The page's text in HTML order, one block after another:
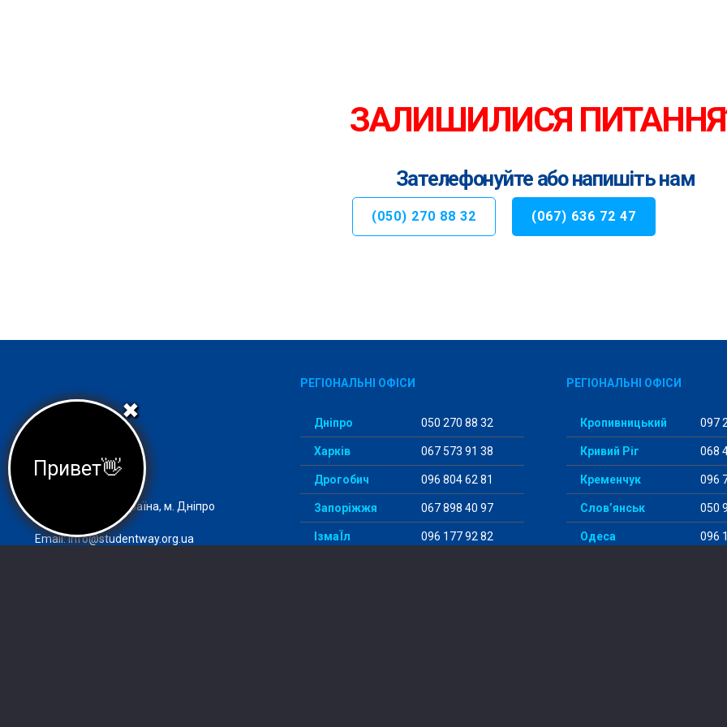
ЗАЛИШИЛИСЯ
Зателефонуйте або напишіть нам
(050) 270 88 32 (067) 636 72 47
Агеція StudentWay –
комфортний вступ
Адреса: 49000, Україна, м. Дніпро
Email:info@studentway.org.ua
РЕГІОНАЛЬНІ ОФІСИ
Дніпро 050 270 88 32
Харків 067 573 91 38
Дрогобич 096 804 62 81
Запоріжжя 067 898 40 97
ІзмаЇл 096 177 92 82
РЕГІОНАЛЬНІ ОФІСИ
Кропивницький 097
Кривий Ріг 068
Кременчук 096
Слов’янськ 050
Одеса 096
✖
Привет👋